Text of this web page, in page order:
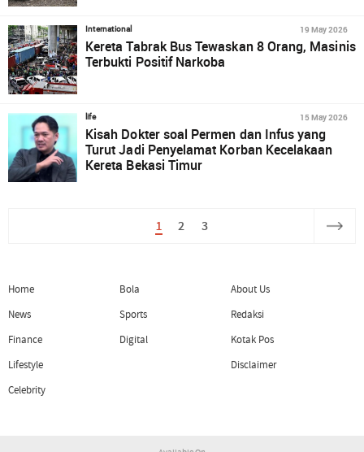
International 19 May 2026
Kereta Tabrak Bus Tewaskan 8 Orang, Masinis
Terbukti Positif Narkoba
life 15 May 2026
Kisah Dokter soal Permen dan Infus yang
Turut Jadi Penyelamat Korban Kecelakaan
Kereta Bekasi Timur
1 2 3
Home
News
Finance
Lifestyle
Celebrity
Bola
Sports
Digital
About Us
Redaksi
Kotak Pos
Disclaimer